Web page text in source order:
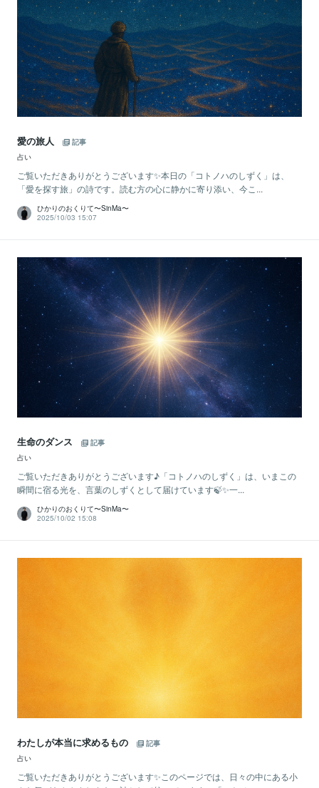
愛の旅人
記事
占い
ご覧いただきありがとうございます✨本日の「コトノハのしずく」は、
「愛を探す旅」の詩です。読む方の心に静かに寄り添い、今こ...
ひかりのおくりて〜SinMa〜
2025/10/03 15:07
生命のダンス
記事
占い
ご覧いただきありがとうございます♪「コトノハのしずく」は、いまこの
瞬間に宿る光を、言葉のしずくとして届けています🍃✨一...
ひかりのおくりて〜SinMa〜
2025/10/02 15:08
わたしが本当に求めるもの
記事
占い
ご覧いただきありがとうございます✨このページでは、日々の中にある小